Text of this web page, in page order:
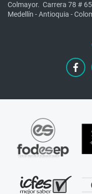
Colmayor. Carrera 78 #
Medellín - Antioquia -